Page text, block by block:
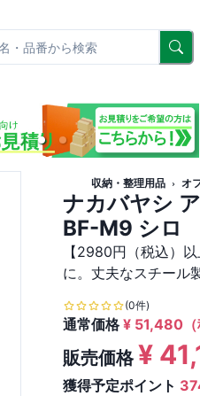
収納・整理用品 オ
ナカバヤシ
BF-M9 シロ
【2980円（税込）
に。丈夫なスチール製
(0件)
通常価格¥ 51,480
販売価格¥
獲得予定ポイント